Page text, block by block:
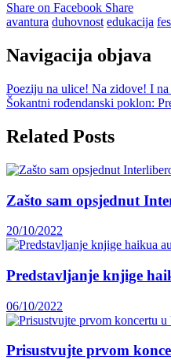
Share on Facebook Share
avantura duhovnost edukacija
Navigacija objava
Poeziju na ulice! Na zidove! I na
Šokantni rođendanski poklon:
Related Posts
Zašto sam opsjednut
20/10/2022
Predstavljanje knjige
06/10/2022
Prisustvujte prvom